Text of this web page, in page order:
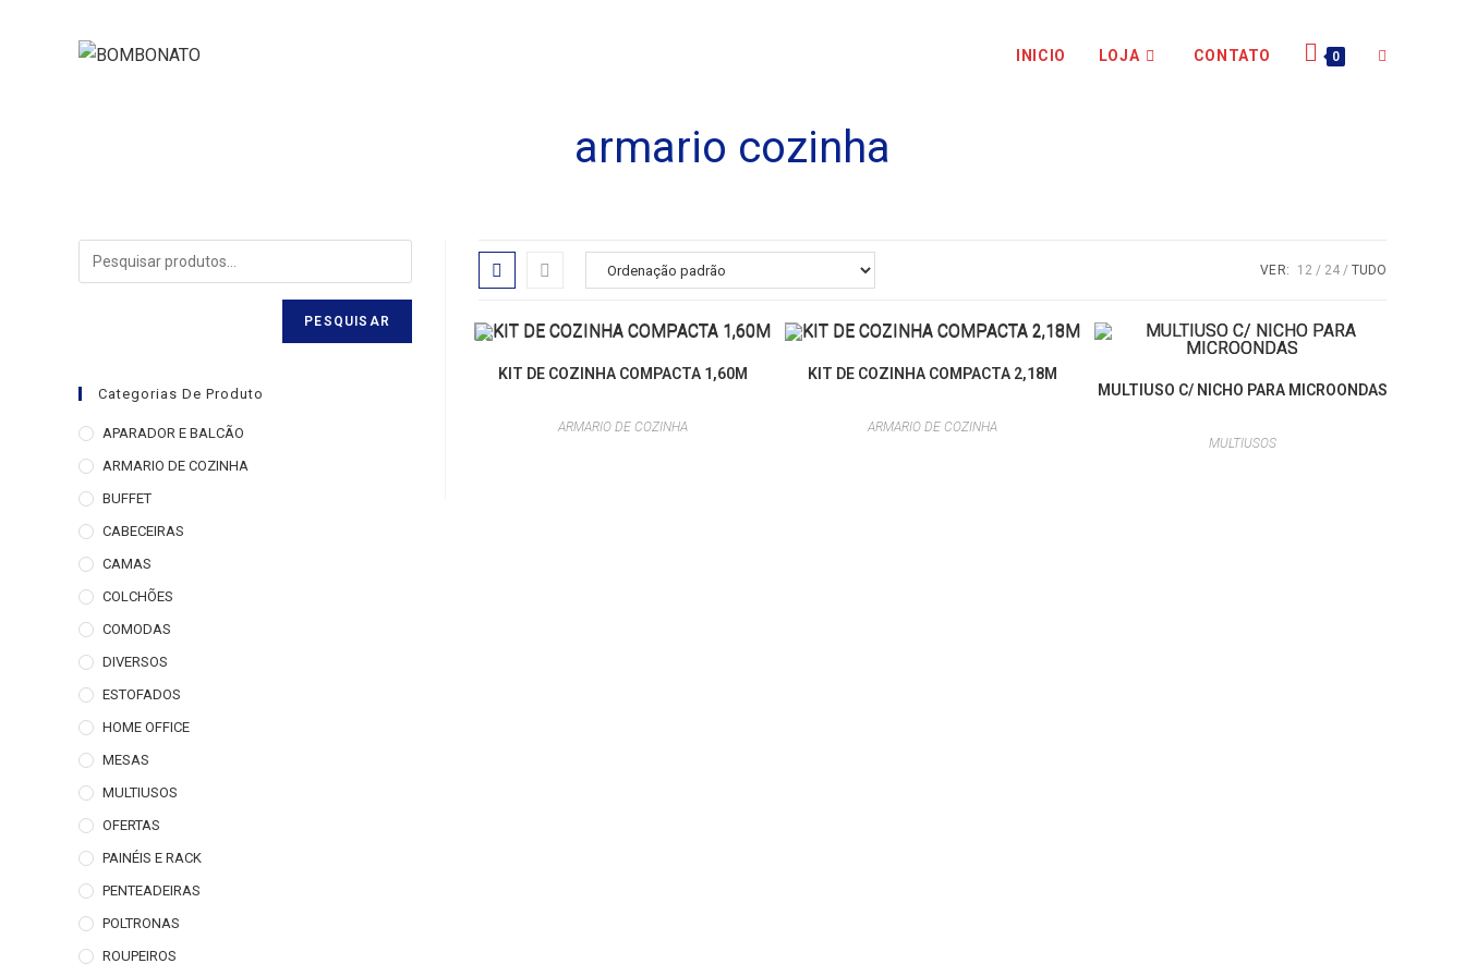
INICIO LOJA CONTATO 0
armario cozinha
VER: 12 24 TUDO
KIT DE COZINHA COMPACTA 1,60M
ARMARIO DE COZINHA
KIT DE COZINHA COMPACTA 2,18M
ARMARIO DE COZINHA
MULTIUSO C/ NICHO PARA MICROONDAS
MULTIUSOS
PESQUISAR
Categorias De Produto
APARADOR E BALCÃO
ARMARIO DE COZINHA
BUFFET
CABECEIRAS
CAMAS
COLCHÕES
COMODAS
DIVERSOS
ESTOFADOS
HOME OFFICE
MESAS
MULTIUSOS
OFERTAS
PAINÉIS E RACK
PENTEADEIRAS
POLTRONAS
ROUPEIROS